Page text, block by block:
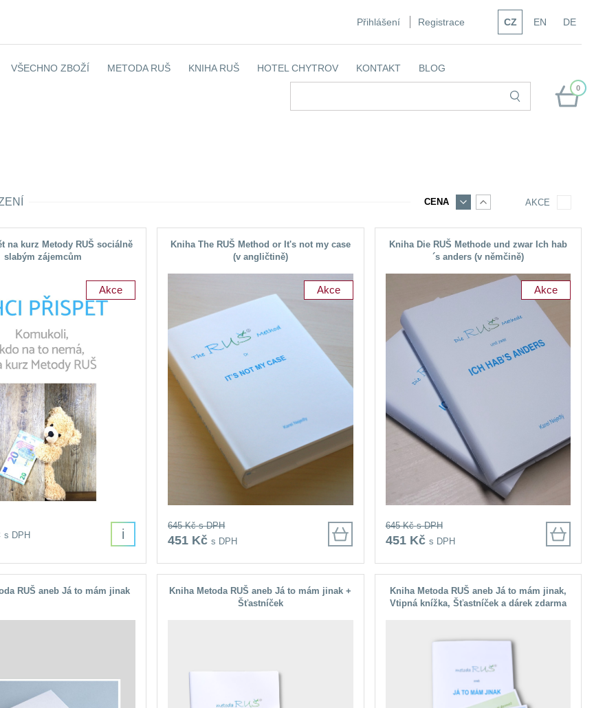
Přihlášení Registrace CZ EN DE
VŠECHNO ZBOŽÍ METODA RUŠ KNIHA RUŠ HOTEL CHYTROV KONTAKT BLOG
0
AKCE
CENA
na kurz Metody RUŠ sociálně
slabým zájemcům
Akce
s DPH i
Kniha The RUŠ Method or It's not my case
(v angličtině)
Akce
645 Kčs DPH
451 Kčs DPH
Kniha Die RUŠ Methode und zwar Ich hab
´s anders (v němčině)
Akce
645 Kčs DPH
451 Kč s DPH
RUŠ aneb Já to mám jinak
Kniha Metoda RUŠ aneb Já to mám jinak +
Šťastníček
Kniha Metoda RUŠ aneb Já to mám jinak,
Vtipná knížka, Šťastníček a dárek zdarma